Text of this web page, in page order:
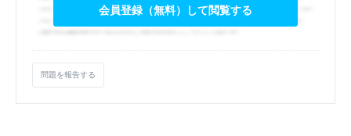
会員登録（無料）して閲覧する
問題を報告する